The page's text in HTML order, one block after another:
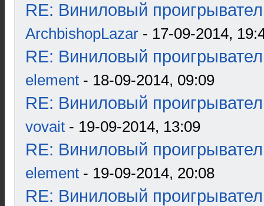
RE: Виниловый
ArchbishopLazar - 17-09-2014,
RE: Виниловый
element - 18-09-2014, 09:09
RE: Виниловый
vovait - 19-09-2014, 13:09
RE: Виниловый
element - 19-09-2014, 20:08
RE: Виниловый